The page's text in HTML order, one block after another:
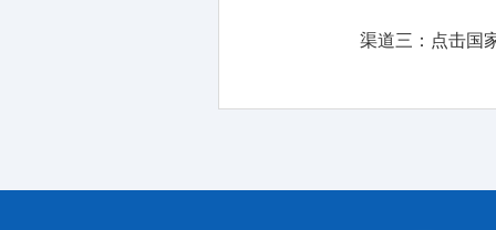
渠道三： 点击国